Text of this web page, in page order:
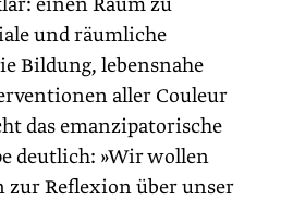
und räumliche
Bildung, lebensnahe
aller Couleur
das emanzipatorische
deutlich: »Wir wollen
zur Reflexion über unser